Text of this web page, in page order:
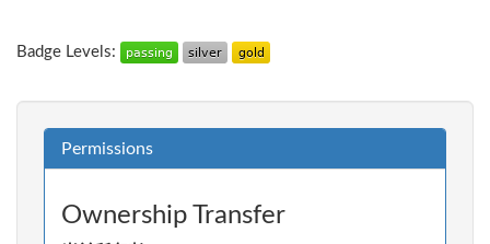
Badge Levels:
Permissions
Ownership Transfer